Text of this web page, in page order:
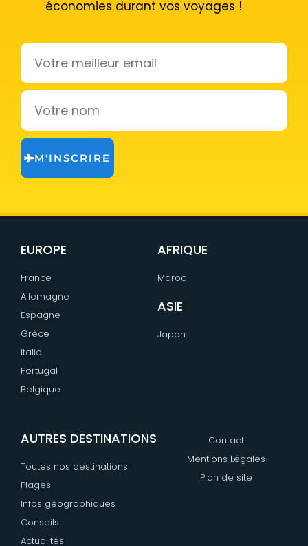
économies durant vos voyages !
Email
Votre
nom
M'INSCRIRE
EUROPE
France
Allemagne
Espagne
Grèce
Italie
Portugal
Belgique
AFRIQUE
Maroc
ASIE
Japon
AUTRES DESTINATIONS
Toutes nos destinations
Plages
Infos géographiques
Conseils
Actualités
Contact
Mentions Légales
Plan de site